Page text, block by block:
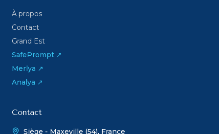
À propos
Contact
Grand Est
SafePrompt ↗
Merlya ↗
Analya ↗
Contact
Siège - Maxeville (54), France